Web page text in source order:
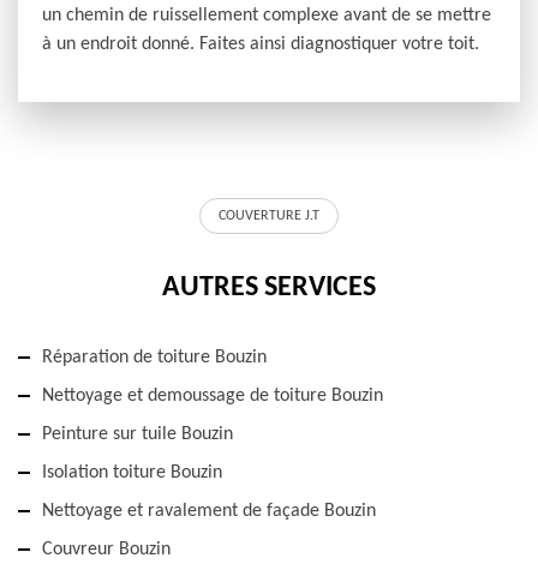
un chemin de ruissellement complexe avant de se mettre
à un endroit donné. Faites ainsi diagnostiquer votre toit.
COUVERTURE J.T
AUTRES SERVICES
Réparation de toiture Bouzin
Nettoyage et demoussage de toiture Bouzin
Peinture sur tuile Bouzin
Isolation toiture Bouzin
Nettoyage et ravalement de façade Bouzin
Couvreur Bouzin